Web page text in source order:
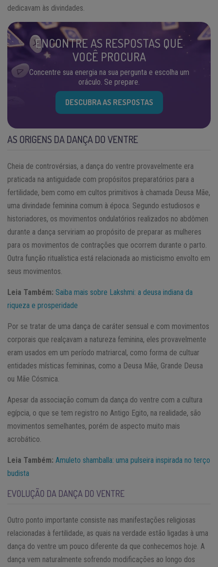
dedicavam às divindades.
ENCONTRE AS RESPOSTAS QUE
VOCÊ PROCURA
Concentre sua energia na sua pergunta e escolha um
oráculo. Se prepare.
DESCUBRA AS RESPOSTAS
AS ORIGENS DA DANÇA DO VENTRE
Cheia de controvérsias, a dança do ventre provavelmente era
praticada na antiguidade com propósitos preparatórios para a
fertilidade, bem como em cultos primitivos à chamada Deusa Mãe,
uma divindade feminina comum à época. Segundo estudiosos e
historiadores, os movimentos ondulatórios realizados no abdômen
durante a dança serviriam ao propósito de preparar as mulheres
para os movimentos de contrações que ocorrem durante o parto.
Outra função ritualística está relacionada ao misticismo envolto em
seus movimentos.
Leia Também: Saiba mais sobre Lakshmi: a deusa indiana da
riqueza e prosperidade
Por se tratar de uma dança de caráter sensual e com movimentos
corporais que realçavam a natureza feminina, eles provavelmente
eram usados em um período matriarcal, como forma de cultuar
entidades místicas femininas, como a Deusa Mãe, Grande Deusa
ou Mãe Cósmica.
Apesar da associação comum da dança do ventre com a cultura
egípcia, o que se tem registro no Antigo Egito, na realidade, são
movimentos semelhantes, porém de aspecto muito mais
acrobático.
Leia Também: Amuleto shamballa: uma pulseira inspirada no terço
budista
EVOLUÇÃO DA DANÇA DO VENTRE
Outro ponto importante consiste nas manifestações religiosas
relacionadas à fertilidade, as quais na verdade estão ligadas à uma
dança do ventre um pouco diferente da que conhecemos hoje. A
dança vem naturalmente sofrendo modificações ao longo dos